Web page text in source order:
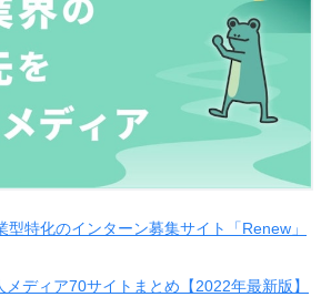
特化のインターン募集サイト「Renew」
ディア70サイトまとめ【2022年最新版】